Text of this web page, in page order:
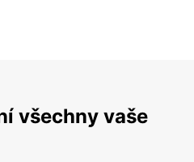
všechny vaše